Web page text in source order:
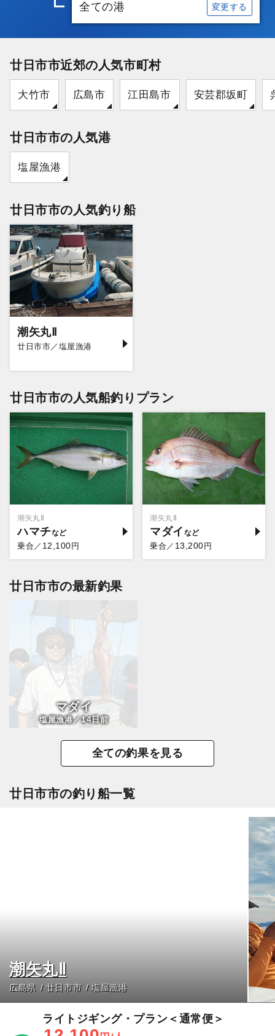
全ての港 変更する
廿日市市近郊の人気市町村
大竹市 広島市 江田島市 安芸郡坂町
廿日市市の人気港
塩屋漁港
廿日市市の人気釣り船
潮矢丸Ⅱ
廿日市市／塩屋漁港
廿日市市の人気船釣りプラン
潮矢丸Ⅱ
ハマチ
乗合／ 12,100円
潮矢丸Ⅱ
マダイ
乗合／ 13,200円
廿日市市の最新釣果
マダイ
塩屋漁港／14日前
全ての釣果を見る
廿日市市の釣り船一覧
潮矢丸Ⅱ
広島県 廿日市市 塩屋漁港
ライトジギング・プラン＜通常便＞